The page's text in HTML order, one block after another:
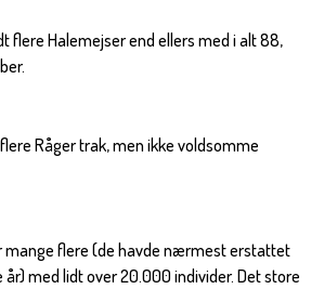
flere Halemejser end ellers med i alt 88,
Råger trak, men ikke voldsomme
mange flere (de havde nærmest erstattet
år) med lidt over 20.000 individer. Det store